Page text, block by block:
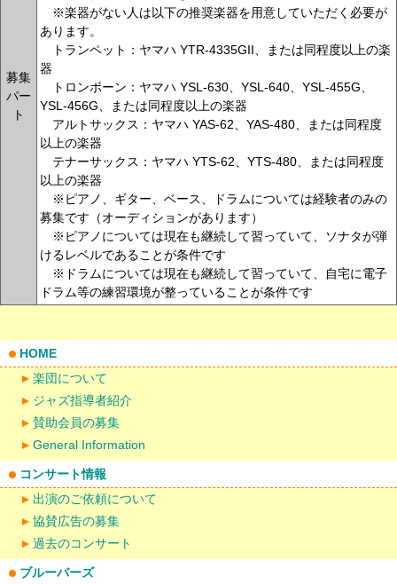
HOME
楽団について
ジャズ指導者紹介
賛助会員の募集
General Information
コンサート情報
出演のご依頼について
協賛広告の募集
過去のコンサート
ブルーバーズ
募集
パー
ト
※楽器がない人は以下の推奨楽器を用意していただく必要が
あります。
トランペット：ヤマハ YTR-4335GII、または同程度以上の楽
器
トロンボーン：ヤマハ YSL-630、YSL-640、YSL-455G、
YSL-456G、または同程度以上の楽器
アルトサックス：ヤマハ YAS-62、YAS-480、または同程度
以上の楽器
テナーサックス：ヤマハ YTS-62、YTS-480、または同程度
以上の楽器
※ピアノ、ギター、ベース、ドラムについては経験者のみの
募集です（オーディションがあります）
※ピアノについては現在も継続して習っていて、ソナタが弾
けるレベルであることが条件です
※ドラムについては現在も継続して習っていて、自宅に電子
ドラム等の練習環境が整っていることが条件です